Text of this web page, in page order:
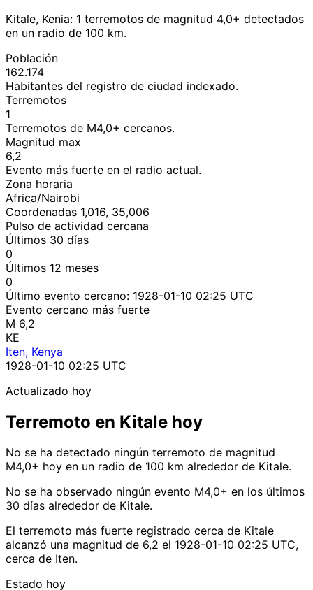
Kitale, Kenia: 1 terremotos de magnitud 4,0+ detectados
en un radio de 100 km.
Población
162.174
Habitantes del registro de ciudad indexado.
Terremotos
1
Terremotos de M4,0+ cercanos.
Magnitud max
6,2
Evento más fuerte en el radio actual.
Zona horaria
Africa/Nairobi
Coordenadas 1,016, 35,006
Pulso de actividad cercana
Últimos 30 días
0
Últimos 12 meses
0
Último evento cercano: 1928-01-10 02:25 UTC
Evento cercano más fuerte
M 6,2
KE
Iten, Kenya
1928-01-10 02:25 UTC
Actualizado hoy
Terremoto en Kitale hoy
No se ha detectado ningún terremoto de magnitud
M4,0+ hoy en un radio de 100 km alrededor de Kitale.
No se ha observado ningún evento M4,0+ en los últimos
30 días alrededor de Kitale.
El terremoto más fuerte registrado cerca de Kitale
alcanzó una magnitud de 6,2 el 1928-01-10 02:25 UTC,
cerca de Iten.
Estado hoy